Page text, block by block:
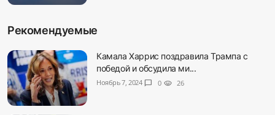
Рекомендуемые
Камала Харрис поздравила Трампа с
победой и обсудила ми...
Ноябрь 7, 2024 chat_bubble 0 visibility 26